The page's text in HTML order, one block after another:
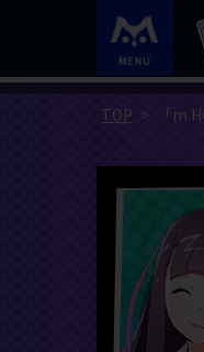
TOP 「m